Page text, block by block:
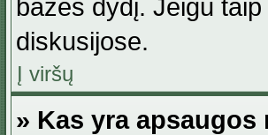
bazės dydį. Jeigu
diskusijose.
Į viršų
» Kas yra